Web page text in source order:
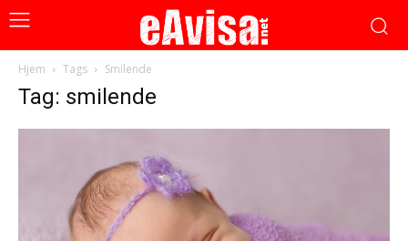
Hjem Tags Smilende
Tag: smilende